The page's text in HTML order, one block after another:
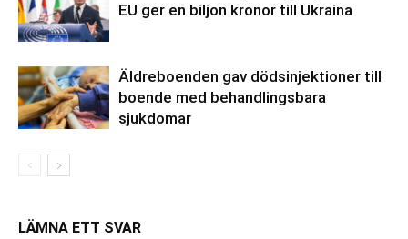
EU ger en biljon kronor till Ukraina
Äldreboenden gav dödsinjektioner till
boende med behandlingsbara
sjukdomar
LÄMNA ETT SVAR